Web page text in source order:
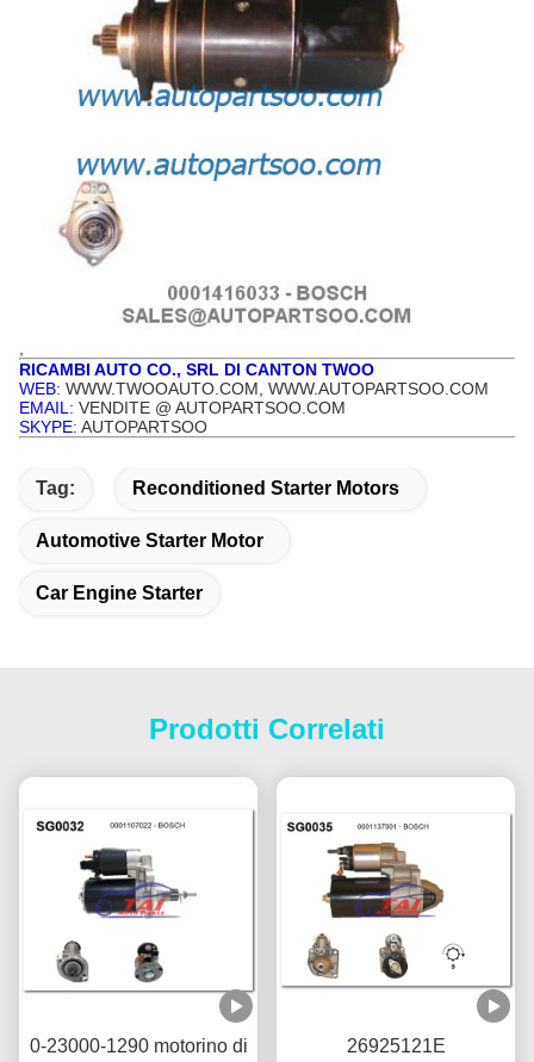
RICAMBI AUTO CO., SRL DI CANTON TWOO
WEB: WWW.TWOOAUTO.COM, WWW.AUTOPARTSOO.COM
EMAIL : VENDITE @ AUTOPARTSOO.COM
SKYPE: AUTOPARTSOO
Tag: Reconditioned Starter Motors
Automotive Starter Motor
Car Engine Starter
Prodotti Correlati
0-23000-1290 motorino di
26925121E